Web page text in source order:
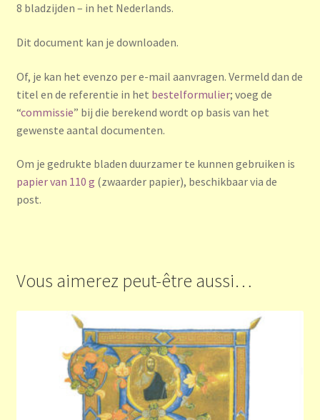
8 bladzijden – in het Nederlands.
Dit document kan je downloaden.
Of, je kan het evenzo per e-mail aanvragen. Vermeld dan de
titel en de referentie in het bestelformulier; voeg de
“commissie” bij die berekend wordt op basis van het
gewenste aantal documenten.
Om je gedrukte bladen duurzamer te kunnen gebruiken is
papier van 110 g (zwaarder papier), beschikbaar via de
post.
Vous aimerez peut-être aussi…